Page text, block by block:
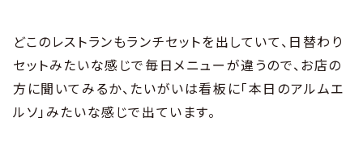
どこのレストランもランチセットを出していて、日替わり
セットみたいな感じで毎日メニューが違うので、お店の
方に聞いてみるか、たいがいは看板に「本日のアルムエ
ルソ」みたいな感じで出ています。